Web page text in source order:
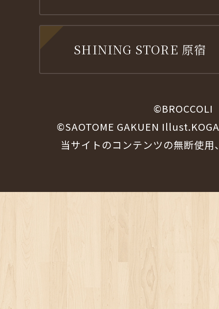
SHINING STORE 原宿
©BROCCOLI
©SAOTOME GAKUEN
当サイトのコンテンツの無断使用